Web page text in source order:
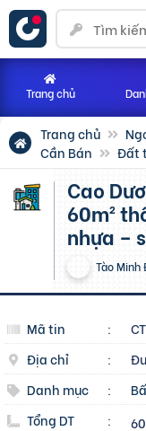
Trang chủ
Cần Bán
Đất
Cao Dương – Lương Sơn: đất
60m²
nhựa –
Tào Minh
Mã tin :
Địa chỉ
:
Danh mục
:
Tổng DT
:
Trang chủ